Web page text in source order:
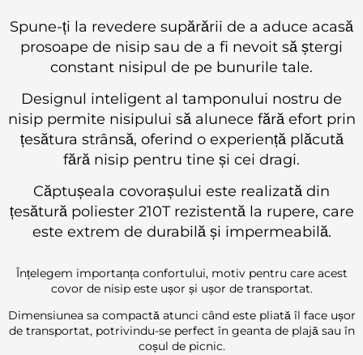
Spune-ți la revedere supărării de a aduce acasă
prosoape de nisip sau de a fi nevoit să ștergi
constant nisipul de pe bunurile tale.
Designul inteligent al tamponului nostru de
nisip permite nisipului să alunece fără efort prin
țesătura strânsă, oferind o experiență plăcută
fără nisip pentru tine și cei dragi.
Căptușeala covorașului este realizată din
țesătură poliester 210T rezistentă la rupere, care
este extrem de durabilă și impermeabilă.
Înțelegem importanța confortului, motiv pentru care acest
covor de nisip este ușor și ușor de transportat.
Dimensiunea sa compactă atunci când este pliată îl face ușor
de transportat, potrivindu-se perfect în geanta de plajă sau în
coșul de picnic.